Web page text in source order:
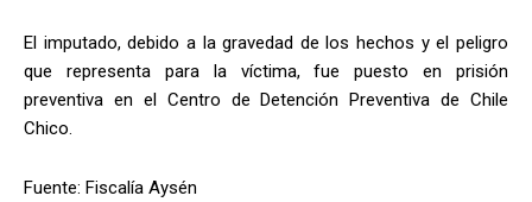
El imputado, debido a la gravedad de los hechos y el peligro
que representa para la víctima, fue puesto en prisión
preventiva en el Centro de Detención Preventiva de Chile
Chico.
Fuente: Fiscalía Aysén